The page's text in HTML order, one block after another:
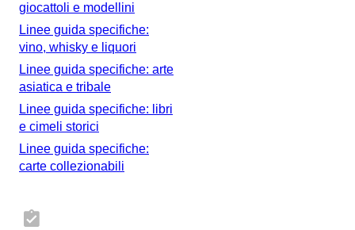
giocattoli e modellini
Linee guida specifiche:
vino, whisky e liquori
Linee guida specifiche: arte
asiatica e tribale
Linee guida specifiche: libri
e cimeli storici
Linee guida specifiche:
carte collezionabili